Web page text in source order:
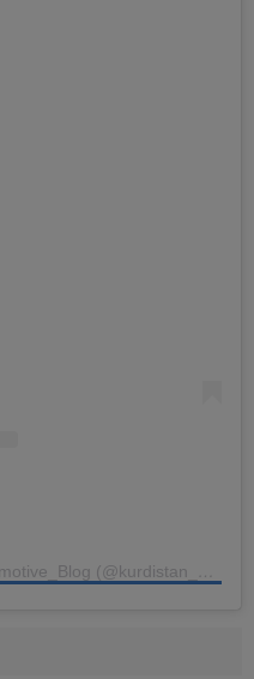
A post shared by Kurdistan_Automotive_Blog (@kurdistan_automotive_blog_)